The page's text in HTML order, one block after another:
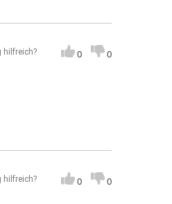
hilfreich? 0 0
hilfreich? 0 0